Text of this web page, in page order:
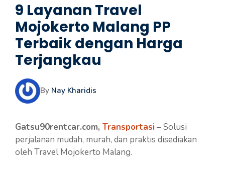
9 Layanan Travel
Mojokerto Malang PP
Terbaik dengan Harga
Terjangkau
By Nay Kharidis
Gatsu90rentcar.com, Transportasi– Solusi
perjalanan mudah, murah, dan praktis disediakan
oleh Travel Mojokerto Malang.